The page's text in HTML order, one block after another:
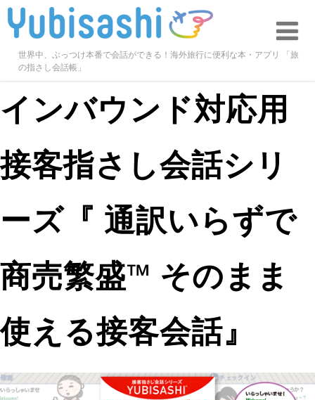
世界中、ぶっつけ本番で会話ができる！海外旅行に便利な本・アプリ 「旅
の指さし会話帳」
インバウンド対応用
接客指さし会話シリ
ーズ『 通訳いらずで
商売繁盛™ そのまま
使える接客会話』